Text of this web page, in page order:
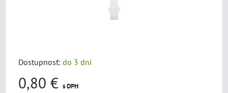
Dostupnosť: do 3 dní
0,80 € s DPH